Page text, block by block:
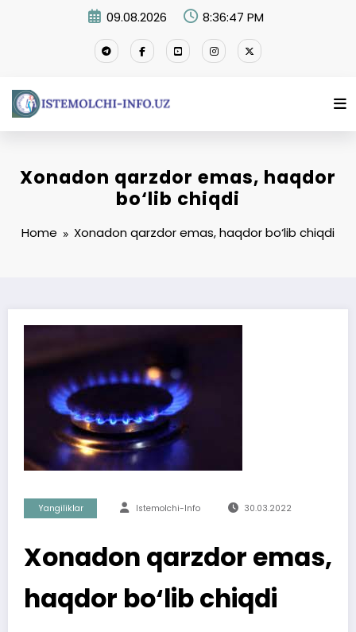
09.08.2026 8:36:47 PM
Xonadon qarzdor emas, haqdor
bo‘lib chiqdi
Home Xonadon qarzdor emas, haqdor bo‘lib chiqdi
Yangiliklar Istemolchi-Info 30.03.2022
Xonadon qarzdor emas,
haqdor bo‘lib chiqdi